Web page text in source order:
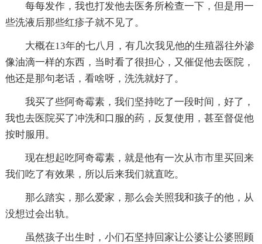
每每发作，我也打发他去医务所检查一下，但是用一
些洗液后那些红疹子就不见了。
大概在13年的七八月，有几次我见他的生殖器往外渗
像油滴一样的东西，当时看了很担心，又催促他去医院，
他还是那句老话，看啥呀，洗洗就好了。
我买了些阿奇霉素，我们坚持吃了一段时间，好了，
我也去医院买了冲洗和口服的药，反复使用，甚至督促他
按时服用。
现在想起吃阿奇霉素，就是他有一次从市市里买回来
我们吃了有效果，所以后来我们就直吃。
那么踏实，那么爱家，那么会关照我和孩子的他，从
没想过会出轨。
虽然孩子出生时，小们石坚持回家让公婆让公婆照顾